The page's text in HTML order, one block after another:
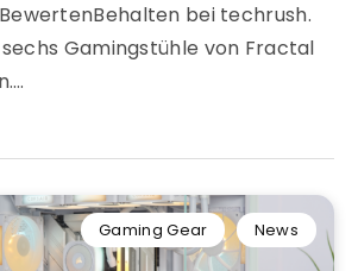
bei techrush.
Gamingstühle von Fractal
Gaming Gear News